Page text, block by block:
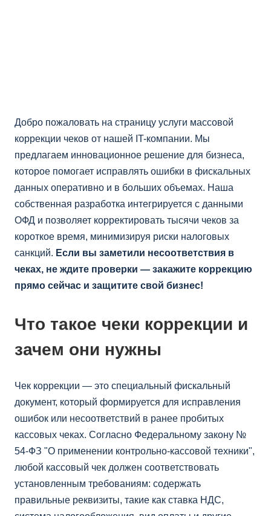
Добро пожаловать на страницу услуги массовой
коррекции чеков от нашей IT-компании. Мы
предлагаем инновационное решение для бизнеса,
которое помогает исправлять ошибки в фискальных
данных оперативно и в больших объемах. Наша
собственная разработка интегрируется с данными
ОФД и позволяет корректировать тысячи чеков за
короткое время, минимизируя риски налоговых
санкций. Если вы заметили несоответствия в
чеках, не ждите проверки — закажите коррекцию
прямо сейчас и защитите свой бизнес!
Что такое чеки коррекции и
зачем они нужны
Чек коррекции — это специальный фискальный
документ, который формируется для исправления
ошибок или несоответствий в ранее пробитых
кассовых чеках. Согласно Федеральному закону №
54-ФЗ "О применении контрольно-кассовой техники",
любой кассовый чек должен соответствовать
установленным требованиям: содержать
правильные реквизиты, такие как ставка НДС,